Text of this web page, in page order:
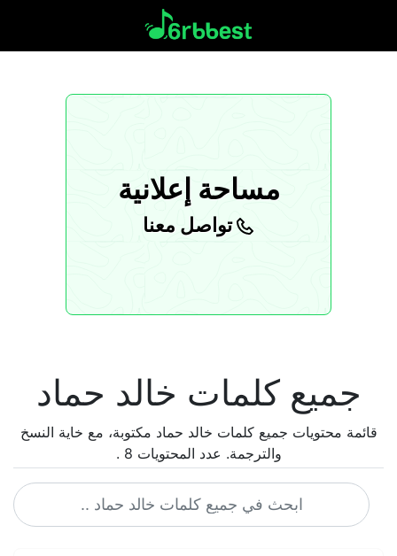
مساحة إعلانية
تواصل معنا
جميع كلمات خالد حماد
قائمة محتويات جميع كلمات خالد حماد مكتوبة، مع خاية النسخ
والترجمة. عدد المحتويات 8 .